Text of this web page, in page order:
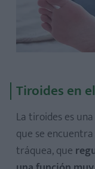
Tiroides en
La tiroides es
que se
tráquea, que